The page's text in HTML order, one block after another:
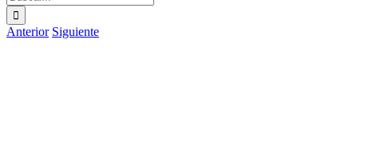
Anterior Siguiente